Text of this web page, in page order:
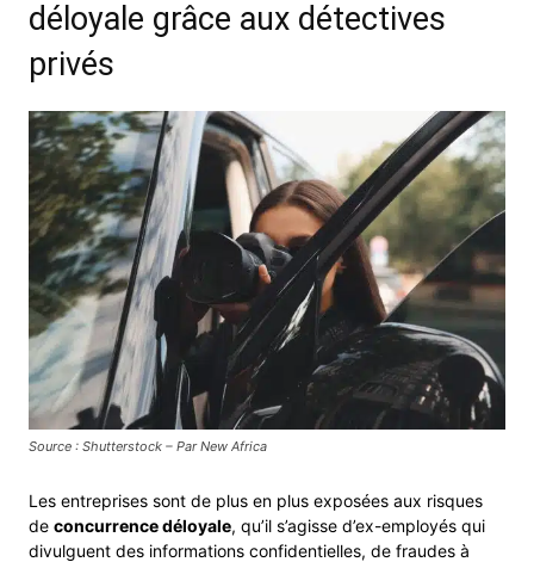
déloyale grâce aux détectives
privés
Source : Shutterstock – Par New Africa
Les entreprises sont de plus en plus exposées aux risques
de concurrence déloyale, qu’il s’agisse d’ex-employés qui
divulguent des informations confidentielles, de fraudes à